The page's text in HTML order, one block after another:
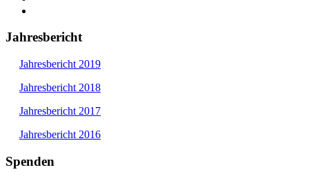
Jahresbericht
Jahresbericht 2019
Jahresbericht 2018
Jahresbericht 2017
Jahresbericht 2016
Spenden